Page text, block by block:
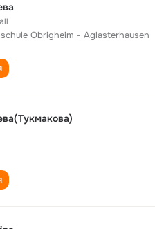
Obrigheim - Aglasterhausen